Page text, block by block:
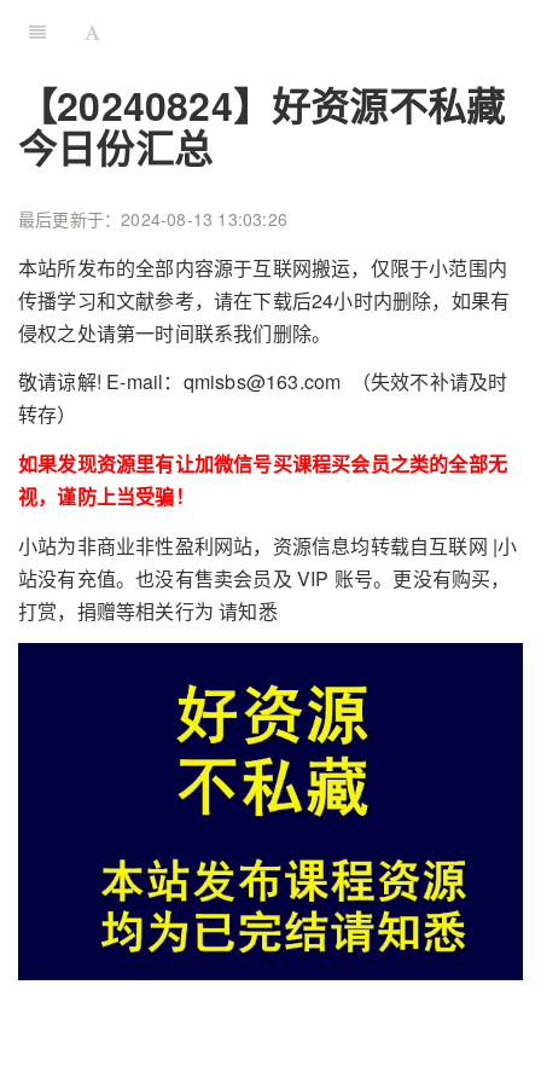
【20240824】好资源不私藏
今日份汇总
最后更新于：2024-08-13 13:03:26
本站所发布的全部内容源于互联网搬运，仅限于小范围内
传播学习和文献参考，请在下载后24小时内删除，如果有
侵权之处请第一时间联系我们删除。
敬请谅解! E-mail：qmisbs@163.com （失效不补请及时
转存）
如果发现资源里有让加微信号买课程买会员之类的全部无
视，谨防上当受骗！
小站为非商业非性盈利网站，资源信息均转载自互联网 |小
站没有充值。也没有售卖会员及 VIP 账号。更没有购买，
打赏，捐赠等相关行为 请知悉